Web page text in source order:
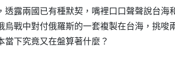
透露兩國已有種默契，嘴裡口口聲聲說台海
戰中對付俄羅斯的一套複製在台海，挑唆
下究竟又在盤算著什麼？